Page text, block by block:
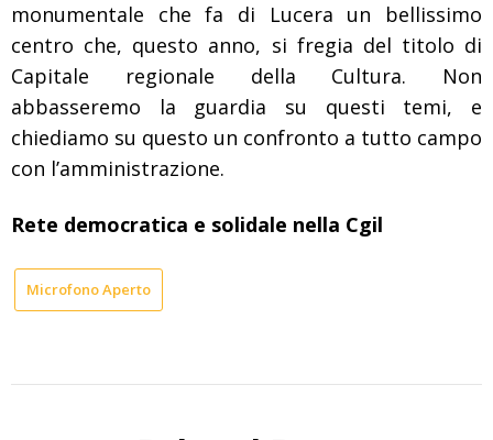
monumentale che fa di Lucera un bellissimo
centro che, questo anno, si fregia del titolo di
Capitale regionale della Cultura. Non
abbasseremo la guardia su questi temi, e
chiediamo su questo un confronto a tutto campo
con l’amministrazione.
Rete democratica e solidale nella Cgil
Microfono Aperto